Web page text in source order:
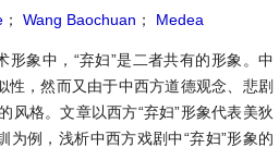
； Wang Baochuan ； Medea
形象中，“弃妇”是二者共有的形象。中
性，然而又由于中西方道德观念、悲剧
风格。文章以西方“弃妇”形象代表美狄
为例，浅析中西方戏剧中“弃妇”形象的